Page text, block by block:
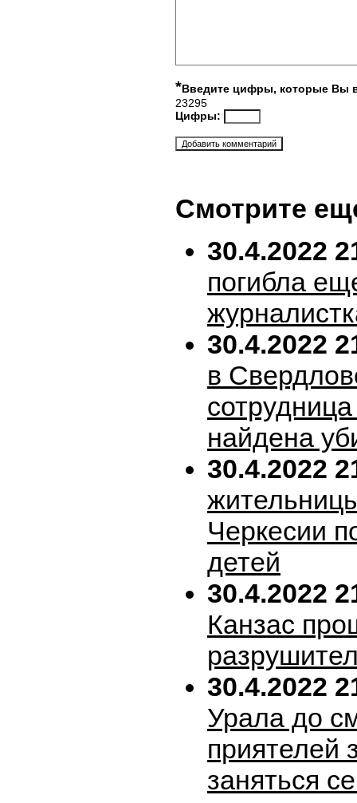
*Введите цифры, которые Вы
23295
Цифры:
Смотрите
30.4.2022
погибла
30.4.2022
в
найдена
30.4.2022
Черкесии
детей
30.4.2022
Канзас
30.4.2022
Урала до
приятелей
заняться